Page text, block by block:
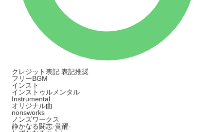
クレジット表記 表記推奨
フリーBGM
インスト
インストゥルメンタル
Instrumental
オリジナル曲
nonsworks
ノンズワークス
静かなる闘志-覚醒-